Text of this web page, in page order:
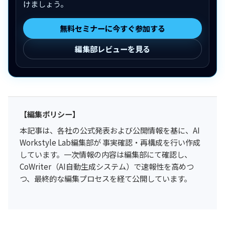
けましょう。
無料セミナーに今すぐ参加する
編集部レビューを見る
【編集ポリシー】
本記事は、各社の公式発表および公開情報を基に、AI
Workstyle Lab編集部が 事実確認・再構成を行い作成
しています。一次情報の内容は編集部にて確認し、
CoWriter（AI自動生成システム）で速報性を高めつ
つ、最終的な編集プロセスを経て公開しています。